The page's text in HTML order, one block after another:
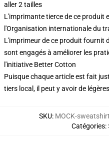
aller 2 tailles
L'imprimante tierce de ce produit
l'Organisation internationale du
L'imprimeur de ce produit fournit
sont engagés à améliorer les
l'initiative Better Cotton
Puisque chaque article est fait
tiers local, il peut y avoir de
SKU: MOCK-
Catégories: